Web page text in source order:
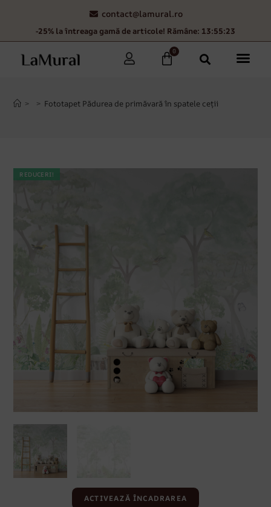
contact@lamural.ro
-25% la întreaga gamă de articole! Rămâne: 13:55:22
0
> > Fototapet Pădurea de primăvară în spatele ceții
REDUCERI!
ACTIVEAZĂ ÎNCADRAREA